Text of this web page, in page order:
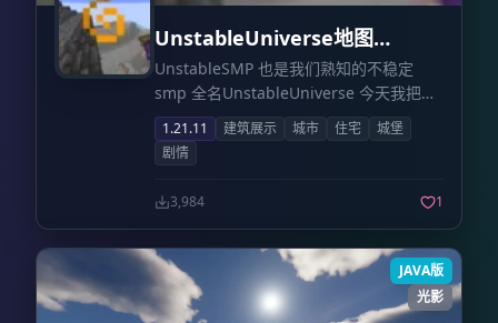
UnstableUniverse地图
TheUnstableUniverseMap
UnstableSMP 也是我们熟知的不稳定
smp 全名UnstableUniverse 今天我把整
合的地图 发出来了！ 不用谢我
1.21.11 建筑展示 城市 住宅
城堡
剧情
3,984 1
JAVA版
光影